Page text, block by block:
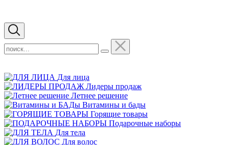
Для лица
Лидеры продаж
Летнее решение
Витамины и бады
Горящие товары
Подарочные наборы
Для тела
Для волос